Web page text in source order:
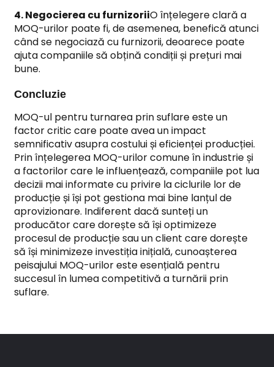
4. Negocierea cu furnizoriiO înțelegere clară a
MOQ-urilor poate fi, de asemenea, benefică atunci
când se negociază cu furnizorii, deoarece poate
ajuta companiile să obțină condiții și prețuri mai
bune.
Concluzie
MOQ-ul pentru turnarea prin suflare este un
factor critic care poate avea un impact
semnificativ asupra costului și eficienței producției.
Prin înțelegerea MOQ-urilor comune în industrie și
a factorilor care le influențează, companiile pot lua
decizii mai informate cu privire la ciclurile lor de
producție și își pot gestiona mai bine lanțul de
aprovizionare. Indiferent dacă sunteți un
producător care dorește să își optimizeze
procesul de producție sau un client care dorește
să își minimizeze investiția inițială, cunoașterea
peisajului MOQ-urilor este esențială pentru
succesul în lumea competitivă a turnării prin
suflare.